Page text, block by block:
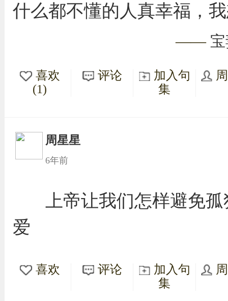
什么都不懂的人真幸福，
——
喜欢
(1)
评论
加入句
集
周星星
6年前
上帝让我们怎样避免
爱
喜欢 评论
加入句
集